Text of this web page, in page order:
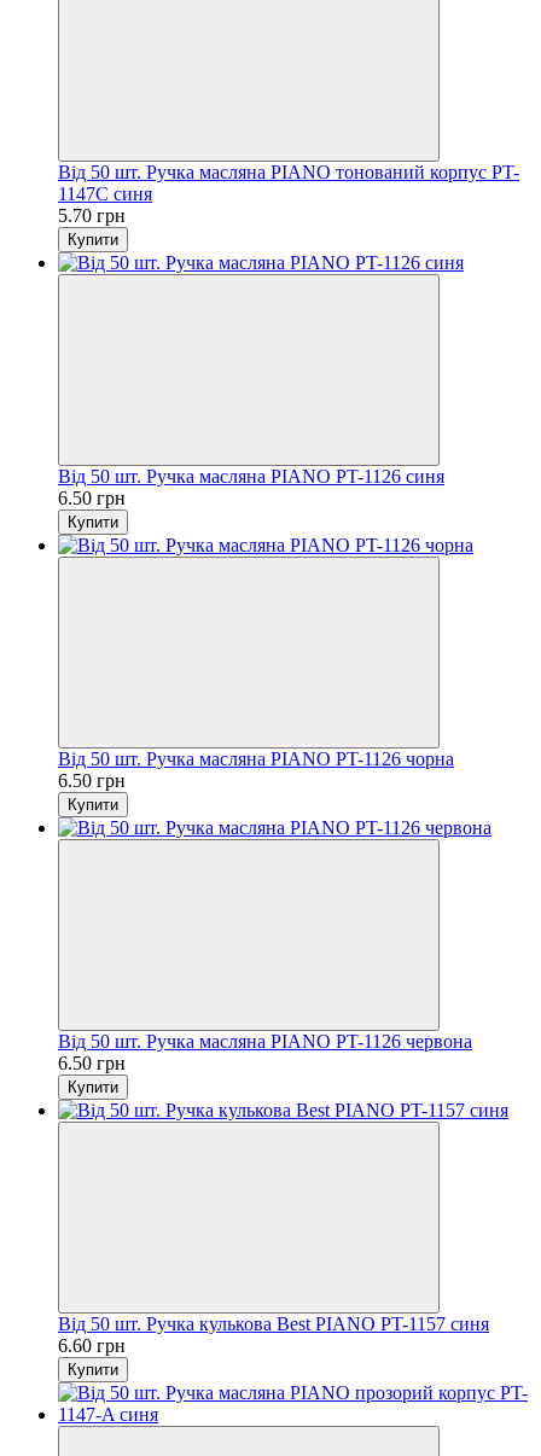
Від 50 шт. Ручка масляна PIANO тонований корпус PT-
1147С синя
5.70 грн
Купити
Від 50 шт. Ручка масляна PIANO PT-1126 синя
6.50 грн
Купити
Від 50 шт. Ручка масляна PIANO PT-1126 чорна
6.50 грн
Купити
Від 50 шт. Ручка масляна PIANO PT-1126 червона
6.50 грн
Купити
Від 50 шт. Ручка кулькова Best PIANO PT-1157 синя
6.60 грн
Купити